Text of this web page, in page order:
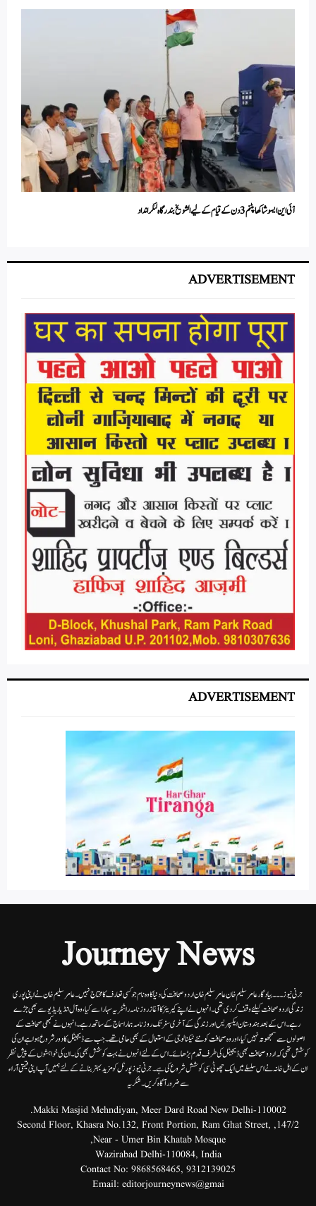
آئی این ایسوشاکھاپٹنم 3 دن کے قیام کے لیے الشویخ بندرگاہ لنگر انداد
ADVERTISEMENT
ADVERTISEMENT
Journey News
جرنی نیوز۔۔۔بیاد گار عامر سلیم خان عامر سلیم خان اردوصحافت کی دنیا کاوہ نام جو کسی تعارف کا محتاج نہیں۔عامرسلیم خان نے اپنی پوری
زندگی اردوصحافت کیلئے وقف کردی تھی۔انہوں نے اپنے کیریئر کا آغاز روزنامہ راشٹریہ سہارا سے کیا،وہ آل انڈیا ریڈیوسے بھی جڑے
رہے۔ اس کے بعد ہندوستان ایکسپریس اور زندگی کے آخری سفر تک روزنامہ ہمارا سماج کے ساتھ رہے۔ انہوں نے کبھی صحافت کے
اصولوں سے سمجھوتہ نہیں کیا، اور وہ صحافت کو نئے ٹیکنالوجی کے استعمال کے بھی حامی تھے۔ جب سے ڈیجیٹل کا دور شروع ہوا ہے ان کی
کوشش تھی کہ اردو صحافت بھی ڈیجیٹل کی طرف قدم بڑھائے۔ اس کے لئے انہوں نے بہت کوشش بھی کی۔ ان کی خواہشوں کے پیش نظر
ان کے اہل خانہ نے اس سلسلے میں ایک چھوٹی سی کوشش شروع کی ہے۔جرنی نیوز پورٹل کو مزید بہتر بنانے کے لئے ہمیں آپ اپنی قیمتی آراء
سے ضرور آگاہ کریں۔شکریہ
Makki Masjid Mehndiyan, Meer Dard Road New Delhi-110002.
147/2, Second Floor, Khasra No.132, Front Portion, Ram Ghat Street,
Near - Umer Bin Khatab Mosque,
Wazirabad Delhi-110084, India
Contact No: 9868568465, 9312139025
Email: editorjourneynews@gmai